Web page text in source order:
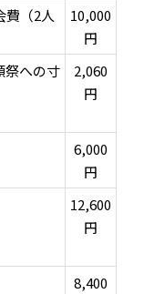
費（2人
10,000
円
祭への寸
2,060
円
6,000
円
12,600
円
8,400